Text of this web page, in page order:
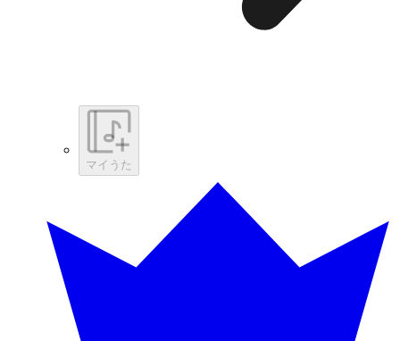
マイうた